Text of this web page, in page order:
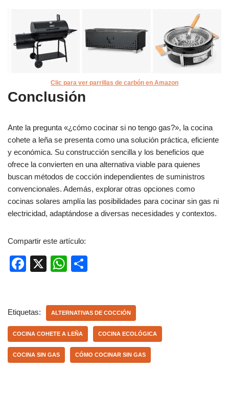
Clic para ver parrillas de carbón en Amazon
Conclusión
Ante la pregunta «¿cómo cocinar si no tengo gas?», la cocina
cohete a leña se presenta como una solución práctica, eficiente
y económica. Su construcción sencilla y los beneficios que
ofrece la convierten en una alternativa viable para quienes
buscan métodos de cocción independientes de suministros
convencionales. Además, explorar otras opciones como
cocinas solares amplía las posibilidades para cocinar sin gas ni
electricidad, adaptándose a diversas necesidades y contextos.
Compartir este artículo:
F
e
b
o
o
X
W
s
A
p
p
p
ar
tir
Etiquetas: ALTERNATIVAS DE COCCIÓN
COCINA COHETE A LEÑA COCINA ECOLÓGICA
COCINA SIN GAS CÓMO COCINAR SIN GAS